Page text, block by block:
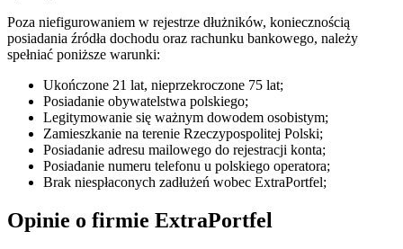
Poza niefigurowaniem w rejestrze dłużników, koniecznością
posiadania źródła dochodu oraz rachunku bankowego, należy
spełniać poniższe warunki:
Ukończone 21 lat, nieprzekroczone 75 lat;
Posiadanie obywatelstwa polskiego;
Legitymowanie się ważnym dowodem osobistym;
Zamieszkanie na terenie Rzeczypospolitej Polski;
Posiadanie adresu mailowego do rejestracji konta;
Posiadanie numeru telefonu u polskiego operatora;
Brak niespłaconych zadłużeń wobec ExtraPortfel;
Opinie o firmie ExtraPortfel